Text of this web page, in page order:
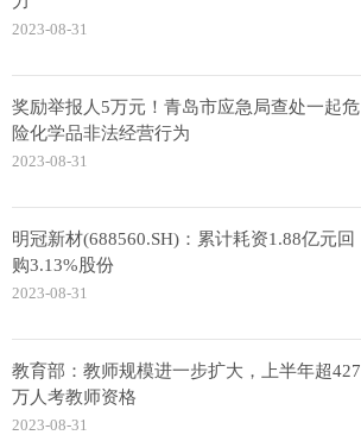
2023-08-31
奖励举报人5万元！青岛市应急局查处一起危
险化学品非法经营行为
2023-08-31
明冠新材(688560.SH)：累计耗资1.88亿元回
购3.13%股份
2023-08-31
教育部：教师规模进一步扩大，上半年超427
万人考教师资格
2023-08-31